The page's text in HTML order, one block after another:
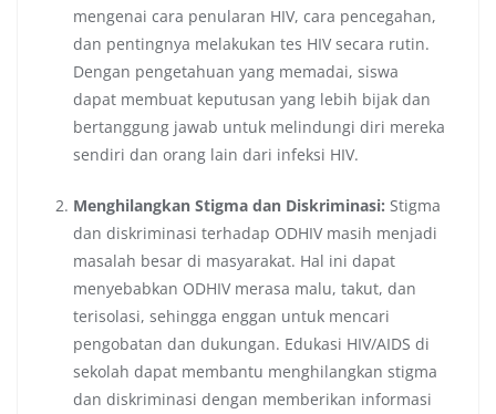
mengenai cara penularan HIV, cara pencegahan,
dan pentingnya melakukan tes HIV secara rutin.
Dengan pengetahuan yang memadai, siswa
dapat membuat keputusan yang lebih bijak dan
bertanggung jawab untuk melindungi diri mereka
sendiri dan orang lain dari infeksi HIV.
Menghilangkan Stigma dan Diskriminasi: Stigma
dan diskriminasi terhadap ODHIV masih menjadi
masalah besar di masyarakat. Hal ini dapat
menyebabkan ODHIV merasa malu, takut, dan
terisolasi, sehingga enggan untuk mencari
pengobatan dan dukungan. Edukasi HIV/AIDS di
sekolah dapat membantu menghilangkan stigma
dan diskriminasi dengan memberikan informasi